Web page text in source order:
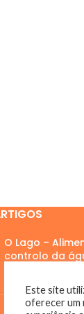
O Lago –
controlo da
Este site
oferecer um